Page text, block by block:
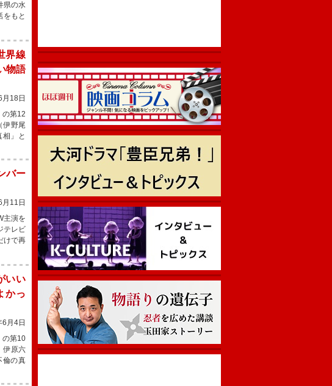
県の水
をもと
界線
物語
18日
第12
伊野尾
」と
バー
11日
主演を
テレビ
けで再
いい
かっ
月4日
の第10
伊原六
倫の真